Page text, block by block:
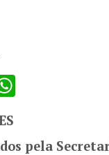
pela